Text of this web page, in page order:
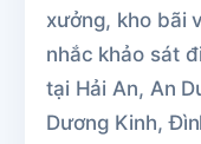
xưởng, kho bãi
nhắc khảo sát
tại Hải An, An
Dương Kinh,